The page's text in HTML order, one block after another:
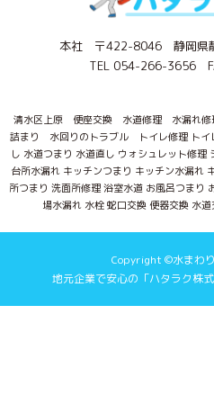
本社 〒422-8046 静岡県
TEL 054-266-3656
清水区上原 便座交換 水道修理 水漏れ
詰まり 水回りのトラブル トイレ修理 トイ
し 水道つまり 水道直し ウォシュレット修理
台所水漏れ キッチンつまり キッチン水漏れ
所つまり 洗面所修理 浴室水道 お風呂つまり
場水漏れ 水栓 蛇口交換 便器交換 水
Copyright ©水まわ
地元企業で安心の「ハタラク株